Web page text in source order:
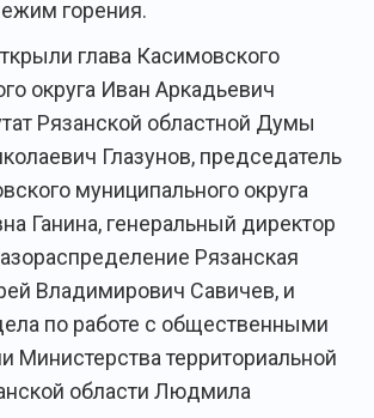
горения.
глава Касимовского
округа Иван Аркадьевич
Рязанской областной Думы
Глазунов, председатель
муниципального округа
Ганина, генеральный директор
Рязанская
Владимирович Савичев, и
по работе с общественными
Министерства территориальной
области Людмила